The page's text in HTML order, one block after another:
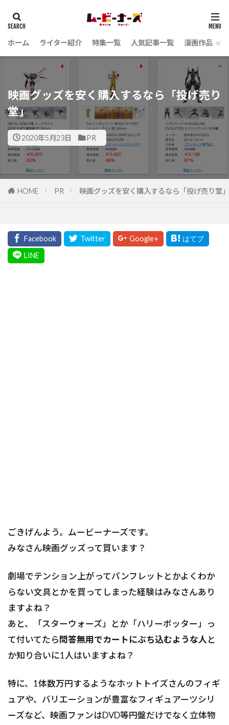
ホーム ライター紹介 特集一覧 人気記事一覧 漫画作品
映画グッズを安く購入するなら「投げ売り
堂」
2020年5月23日 PR
HOME PR 映画グッズを安く購入するなら「投げ売り堂」
ごきげんよう。ムービーナーズです。
みなさん映画グッズって買います？
劇場でテンション上がってパンフレットとかよくわか
らない文具とかを買ってしまった経験はみなさんあり
ますよね？
あと、「スターウォーズ」とか「ハリーポッター」っ
て付いてたら問答無用でカートにぶち込むような人 と
か知り合いに1人はいますよね？
特に、1体数万円するようなホットトイズさんのフィギ
ュアや、バリエーションが豊富なフィギュアーツシリ
ーズなど、映画ファンはDVD等円盤だけでなく立体物